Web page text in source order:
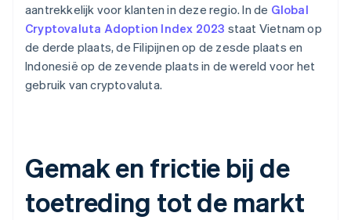
aantrekkelijk voor klanten in deze regio. In de Global
Cryptovaluta Adoption Index 2023 staat Vietnam op
de derde plaats, de Filipijnen op de zesde plaats en
Indonesië op de zevende plaats in de wereld voor het
gebruik van cryptovaluta.
Gemak en frictie bij de
toetreding tot de markt